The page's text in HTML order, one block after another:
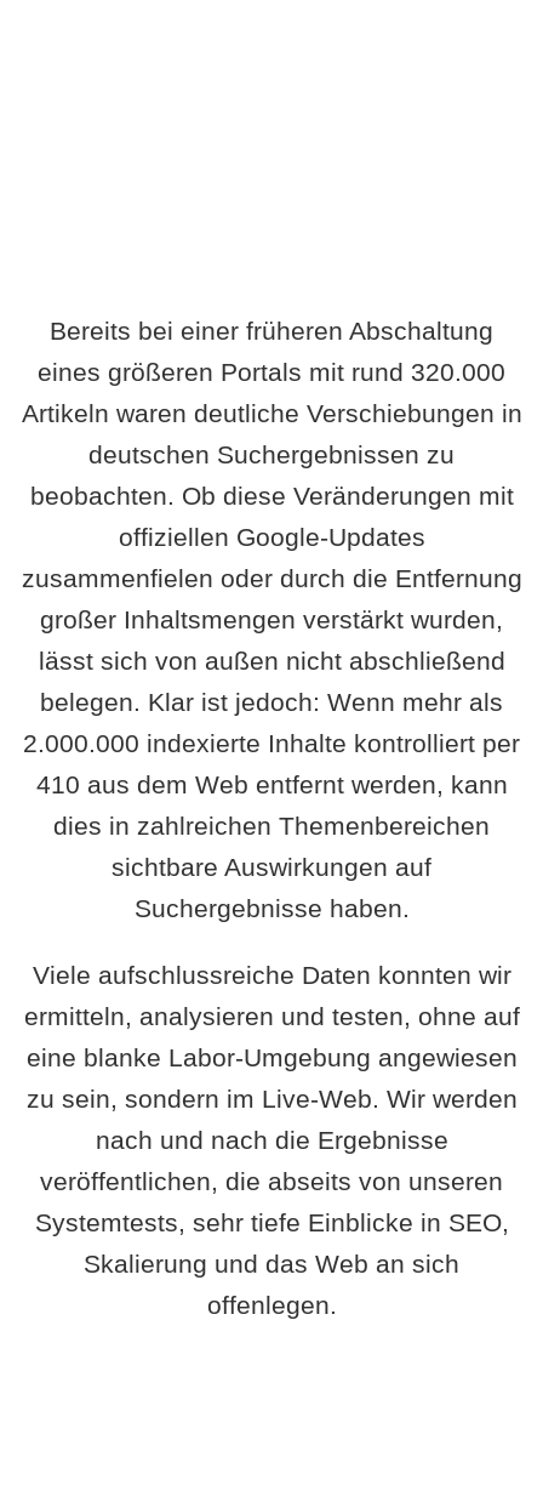
Bereits bei einer früheren Abschaltung
eines größeren Portals mit rund 320.000
Artikeln waren deutliche Verschiebungen in
deutschen Suchergebnissen zu
beobachten. Ob diese Veränderungen mit
offiziellen Google-Updates
zusammenfielen oder durch die Entfernung
großer Inhaltsmengen verstärkt wurden,
lässt sich von außen nicht abschließend
belegen. Klar ist jedoch: Wenn mehr als
2.000.000 indexierte Inhalte kontrolliert per
410 aus dem Web entfernt werden, kann
dies in zahlreichen Themenbereichen
sichtbare Auswirkungen auf
Suchergebnisse haben.
Viele aufschlussreiche Daten konnten wir
ermitteln, analysieren und testen, ohne auf
eine blanke Labor-Umgebung angewiesen
zu sein, sondern im Live-Web. Wir werden
nach und nach die Ergebnisse
veröffentlichen, die abseits von unseren
Systemtests, sehr tiefe Einblicke in SEO,
Skalierung und das Web an sich
offenlegen.